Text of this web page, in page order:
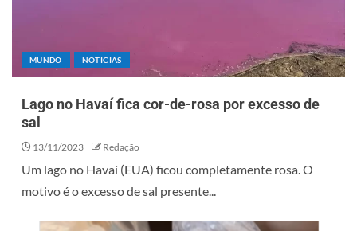
MUNDO NOTÍCIAS
Lago no Havaí fica cor-de-rosa por excesso de
sal
13/11/2023 Redação
Um lago no Havaí (EUA) ficou completamente rosa. O
motivo é o excesso de sal presente...